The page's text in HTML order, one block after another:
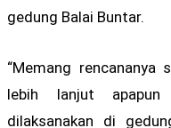
gedung Balai Buntar.
“Memang
lebih lanjut apapun
dilaksanakan di